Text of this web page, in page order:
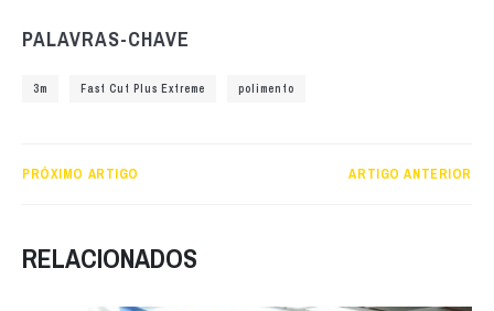
PALAVRAS-CHAVE
3m Fast Cut Plus Extreme polimento
PRÓXIMO ARTIGO ARTIGO ANTERIOR
RELACIONADOS